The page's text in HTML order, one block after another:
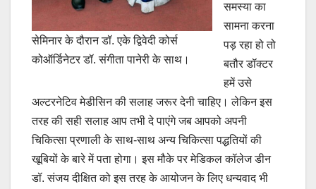
सेमिनार के दौरान डॉ. एके द्विवेदी कोर्स
कोऑर्डिनेटर डॉ. संगीता पानेरी के साथ।
समस्या का
सामना करना
पड़ रहा हो तो
बतौर डॉक्टर
हमें उसे
अल्टरनेटिव मेडीसिन की सलाह जरूर देनी चाहिए। लेकिन इस
तरह की सही सलाह आप तभी दे पाएंगे जब आपको अपनी
चिकित्सा प्रणाली के साथ-साथ अन्य चिकित्सा पद्धतियों की
खूबियों के बारे में पता होगा। इस मौके पर मेडिकल कॉलेज डीन
डॉ. संजय दीक्षित को इस तरह के आयोजन के लिए धन्यवाद भी